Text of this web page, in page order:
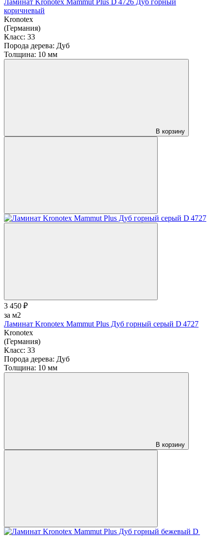
Ламинат Kronotex Mammut Plus D 4726 Дуб горный
коричневый
Kronotex
(Германия)
Класс: 33
Порода дерева: Дуб
Толщина: 10 мм
В корзину
3 450 ₽
за м2
Ламинат Kronotex Mammut Plus Дуб горный серый D 4727
Kronotex
(Германия)
Класс: 33
Порода дерева: Дуб
Толщина: 10 мм
В корзину